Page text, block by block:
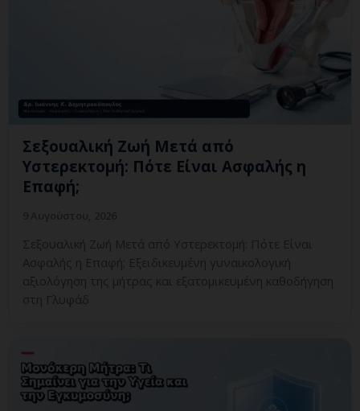
Σεξουαλική Ζωή Μετά από
Υστερεκτομή: Πότε Είναι Ασφαλής η
Επαφή;
Σεξουαλική Ζωή Μετά από Υστερεκτομή: Πότε Είναι
Ασφαλής η Επαφή; Εξειδικευμένη γυναικολογική
αξιολόγηση της μήτρας και εξατομικευμένη καθοδήγηση
στη Γλυφάδ